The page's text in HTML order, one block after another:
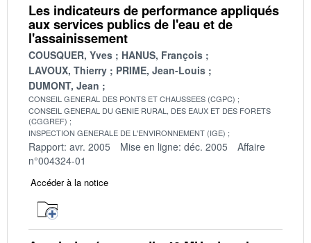
Les indicateurs de performance appliqués
aux services publics de l'eau et de
l'assainissement
COUSQUER, Yves
HANUS, François
LAVOUX, Thierry
PRIME, Jean-Louis
DUMONT, Jean
CONSEIL GENERAL DES PONTS ET CHAUSSEES (CGPC)
CONSEIL GENERAL DU GENIE RURAL, DES EAUX ET DES FORETS
(CGGREF)
INSPECTION GENERALE DE L'ENVIRONNEMENT (IGE)
Rapport: avr. 2005 Mise en ligne: déc. 2005
Affaire
n°004324-01
Accéder à la notice